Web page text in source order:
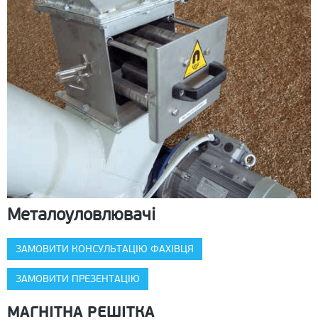
Металоуловлювачі
ЗАМОВИТИ КОНСУЛЬТАЦІЮ ФАХІВЦЯ
ЗАМОВИТИ ПРЕЗЕНТАЦІЮ
МАГНІТНА РЕШІТКА